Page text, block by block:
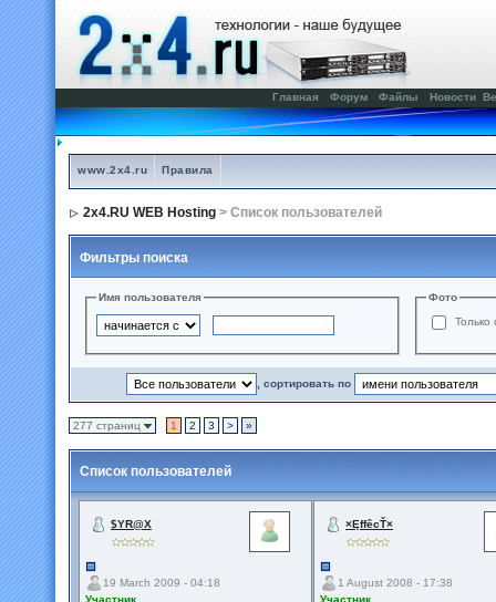
Главная Форум Файлы Новости
www.2x4.ru Правила
2x4.RU WEB Hosting > Список пользователей
Фильтры поиска
Имя пользователя
Фото
Только
, сортировать по
277 страниц 1 2 3 > »
Список пользователей
$YR@X
19 March 2009 - 04:18
Участник
×ĘffêcŤ×
1 August 2008 - 17:38
Участник